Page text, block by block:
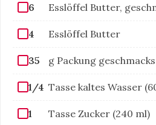
6 Esslöffel Butter,
4 Esslöffel Butter
35 g Packung
1/4 Tasse kaltes Wasser
1 Tasse Zucker (240 ml)